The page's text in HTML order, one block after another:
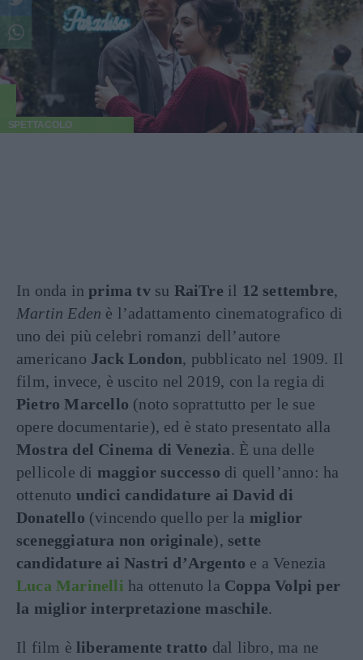
SPETTACOLO
In onda inprima tvsu RaiTre il 12 settembre,
Martin Eden è l’adattamento cinematografico di
uno dei più celebri romanzi dell’autore
americano Jack London, pubblicato nel 1909. Il
film, invece, è uscito nel 2019, con la regia di
Pietro Marcello (noto soprattutto per le sue
opere documentarie), ed è stato presentato alla
Mostra del Cinema di Venezia. È una delle
pellicole di maggior successo di quell’anno: ha
ottenuto undici candidature ai David di
Donatello (vincendo quello per la miglior
sceneggiatura non originale), sette
candidature ai Nastri d’Argento e a Venezia
Luca Marinelli ha ottenuto la Coppa Volpi per
la miglior interpretazione maschile.
Il film è liberamente tratto dal libro, ma ne